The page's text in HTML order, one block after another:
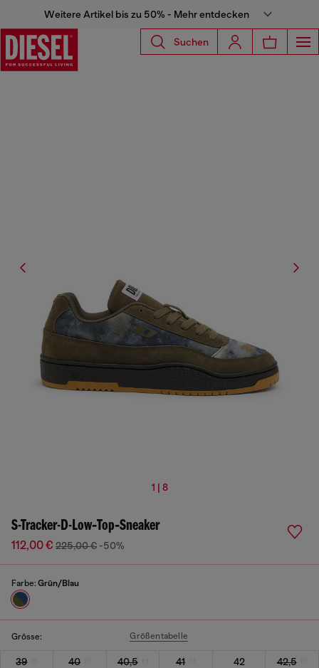
Weitere Artikel bis zu 50% - Mehr entdecken
Suchen
1 | 8
S-Tracker-D-Low‑Top‑Sneaker
112,00 € 225,00 € -50%
Farbe: Grün/Blau
Grösse: Größentabelle
39 40 40,5 41 42
42,5